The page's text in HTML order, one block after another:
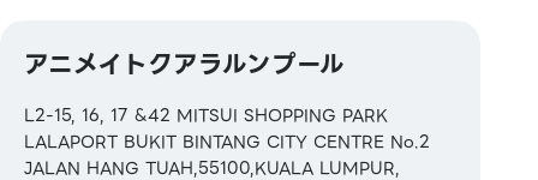
アニメイトクアラルンプール
L2-15, 16, 17 &42 MITSUI SHOPPING PARK
LALAPORT BUKIT BINTANG CITY CENTRE No.2
JALAN HANG TUAH,55100,KUALA LUMPUR,